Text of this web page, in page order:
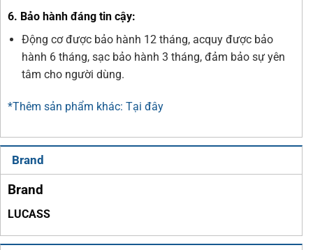
6. Bảo hành đáng tin cậy:
Động cơ được bảo hành 12 tháng, acquy được bảo
hành 6 tháng, sạc bảo hành 3 tháng, đảm bảo sự yên
tâm cho người dùng.
*Thêm sản phẩm khác: Tại đây
Brand
Brand
LUCASS